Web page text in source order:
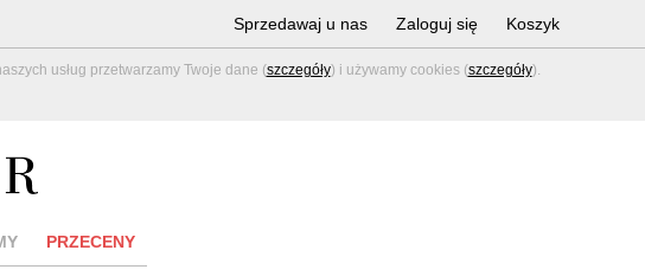
usług przetwarzamy Twoje dane (szczegóły) i używamy cookies (szczegóły).
Sprzedawaj u nas Zaloguj się Koszyk
PRZECENY